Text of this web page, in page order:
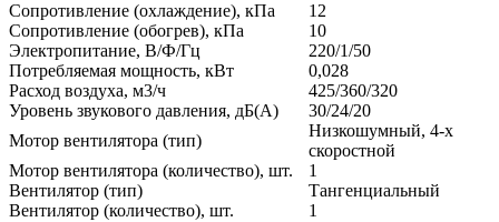
Сопротивление (охлаждение), кПа
12
Сопротивление (обогрев), кПа
10
Электропитание, В/Ф/Гц
220/1/50
Потребляемая мощность, кВт
0,028
Расход воздуха, м3/ч
425/360/320
Уровень звукового давления, дБ(А)
30/24/20
Мотор вентилятора (тип)
Низкошумный, 4-х
скоростной
Мотор вентилятора (количество), шт.
1
Вентилятор (тип)
Тангенциальный
Вентилятор (количество), шт.
1